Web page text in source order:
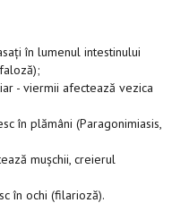
în lumenul intestinului
- viermii afectează vezica
în plămâni (Paragonimiasis,
mușchii, creierul
în ochi (filarioză).